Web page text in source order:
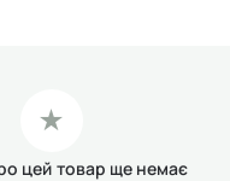
★
цей товар ще немає